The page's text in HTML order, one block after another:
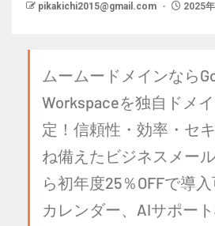
pikakichi2015@gmail.com 2025
ムームードメインなら
Workspaceを独自ドメ
定！信頼性・効率・セ
ね備えたビジネスメー
ら初年度25％OFFで導入
カレンダー、AIサポート